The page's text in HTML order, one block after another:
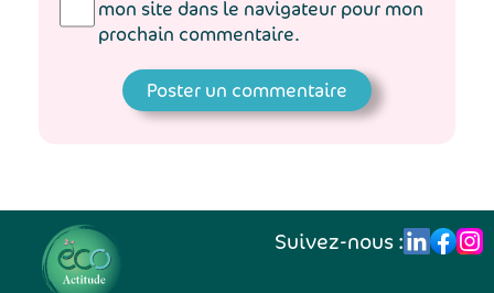
mon site dans le navigateur pour mon
prochain commentaire.
Suivez-nous :